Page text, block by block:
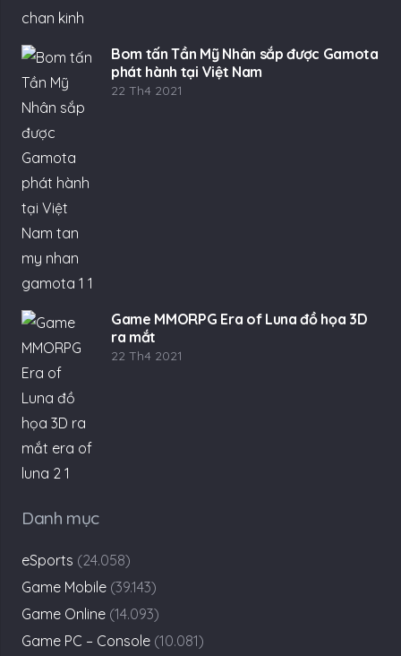
Bom tấn Tần Mỹ Nhân sắp được Gamota
phát hành tại Việt Nam
22 Th4 2021
Game MMORPG Era of Luna đồ họa 3D
ra mắt
22 Th4 2021
Danh mục
eSports (24.058)
Game Mobile (39.143)
Game Online (14.093)
Game PC – Console (10.081)